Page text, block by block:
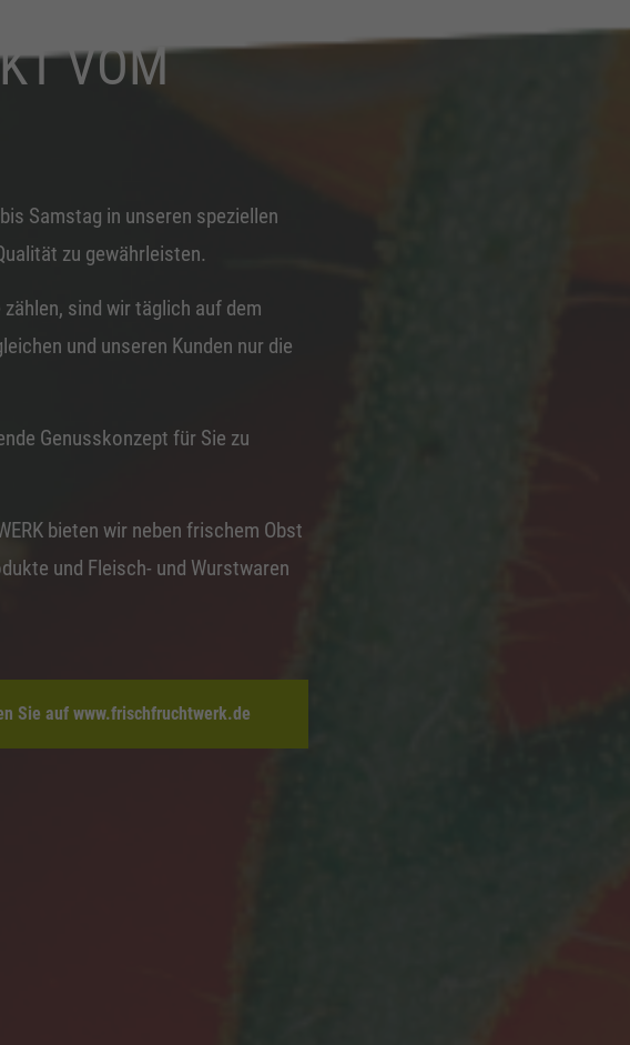
VOM
Samstag in unseren speziellen
zu gewährleisten.
sind wir täglich auf dem
und unseren Kunden nur die
Genusskonzept für Sie zu
bieten wir neben frischem Obst
und Fleisch- und Wurstwaren
Sie auf www.frischfruchtwerk.de